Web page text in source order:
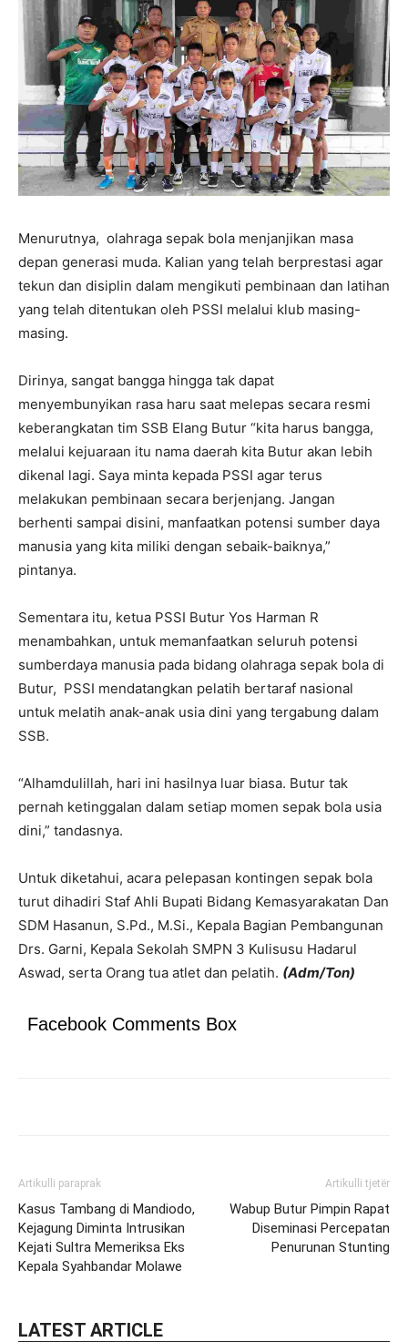
Menurutnya, olahraga sepak bola menjanjikan masa
depan generasi muda. Kalian yang telah berprestasi agar
tekun dan disiplin dalam mengikuti pembinaan dan latihan
yang telah ditentukan oleh PSSI melalui klub masing-
masing.
Dirinya, sangat bangga hingga tak dapat
menyembunyikan rasa haru saat melepas secara resmi
keberangkatan tim SSB Elang Butur “kita harus bangga,
melalui kejuaraan itu nama daerah kita Butur akan lebih
dikenal lagi. Saya minta kepada PSSI agar terus
melakukan pembinaan secara berjenjang. Jangan
berhenti sampai disini, manfaatkan potensi sumber daya
manusia yang kita miliki dengan sebaik-baiknya,”
pintanya.
Sementara itu, ketua PSSI Butur Yos Harman R
menambahkan, untuk memanfaatkan seluruh potensi
sumberdaya manusia pada bidang olahraga sepak bola di
Butur, PSSI mendatangkan pelatih bertaraf nasional
untuk melatih anak-anak usia dini yang tergabung dalam
SSB.
“Alhamdulillah, hari ini hasilnya luar biasa. Butur tak
pernah ketinggalan dalam setiap momen sepak bola usia
dini,” tandasnya.
Untuk diketahui, acara pelepasan kontingen sepak bola
turut dihadiri Staf Ahli Bupati Bidang Kemasyarakatan Dan
SDM Hasanun, S.Pd., M.Si., Kepala Bagian Pembangunan
Drs. Garni, Kepala Sekolah SMPN 3 Kulisusu Hadarul
Aswad, serta Orang tua atlet dan pelatih. (Adm/Ton)
Facebook Comments Box
Artikulli paraprak
Kasus Tambang di Mandiodo,
Kejagung Diminta Intrusikan
Kejati Sultra Memeriksa Eks
Kepala Syahbandar Molawe
Artikulli tjetër
Wabup Butur Pimpin Rapat
Diseminasi Percepatan
Penurunan Stunting
LATEST ARTICLE